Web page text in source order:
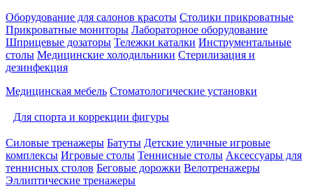
Оборудование для салонов красоты Столики прикроватные
Прикроватные мониторы Лабораторное оборудование
Шприцевые дозаторы Тележки каталки Инструментальные
столы Медицинские холодильники Стерилизация и
дезинфекция
Медицинская мебель Стоматологические установки
Для спорта и коррекции фигуры
Силовые тренажеры Батуты Детские уличные игровые
комплексы Игровые столы Теннисные столы Аксессуары для
теннисных столов Беговые дорожки Велотренажеры
Эллиптические тренажеры